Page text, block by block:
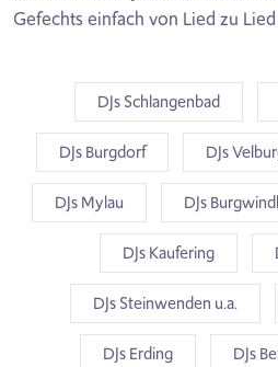
Gefechts einfach von Lied zu
DJs Schlangenbad
DJs Burgdorf DJs
DJs Mylau DJs
DJs Kaufering
DJs Steinwenden u.a.
DJs Erding DJs